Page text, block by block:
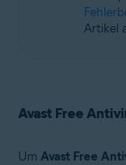
Microsoft
MicrosoftArtikel
Avast Free
Um Avast Free